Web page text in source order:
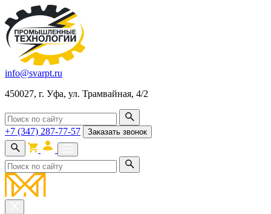
info@svarpt.ru
450027, г. Уфа, ул. Трамвайная, 4/2
+7 (347) 287-77-57 Заказать звонок